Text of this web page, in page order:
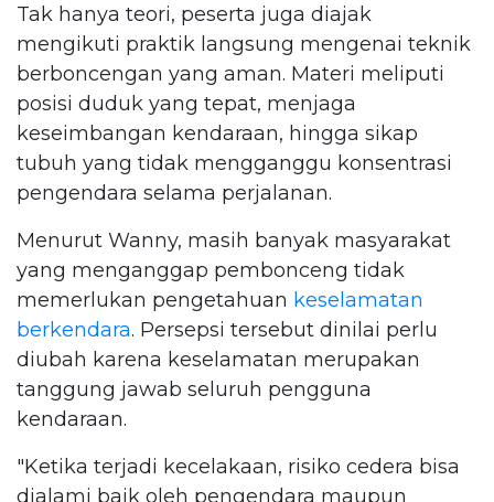
Tak hanya teori, peserta juga diajak
mengikuti praktik langsung mengenai teknik
berboncengan yang aman. Materi meliputi
posisi duduk yang tepat, menjaga
keseimbangan kendaraan, hingga sikap
tubuh yang tidak mengganggu konsentrasi
pengendara selama perjalanan.
Menurut Wanny, masih banyak masyarakat
yang menganggap pembonceng tidak
memerlukan pengetahuan keselamatan
berkendara. Persepsi tersebut dinilai perlu
diubah karena keselamatan merupakan
tanggung jawab seluruh pengguna
kendaraan.
"Ketika terjadi kecelakaan, risiko cedera bisa
dialami baik oleh pengendara maupun